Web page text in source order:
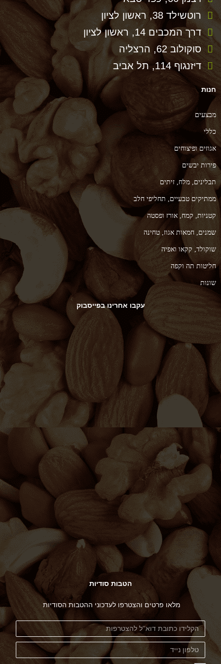
רוטשילד 38, ראשון לציון
דרך המכבים 14, ראשון לציון
סוקולוב 62, הרצליה
דיזנגוף 114, תל אביב
ופיצוחים
יבשים
מלח, זיתים
טבעיים, תחליפי חלב
קמח, אורז ופסטה
חמאות אגוז, טחינה
קקאו ואפיה
תה וקפה
עקבו אחרינו בפייסבוק
הטבות סודיות
מלאו פרטים והצטרפו לעדכוני ההטבות הסודיות